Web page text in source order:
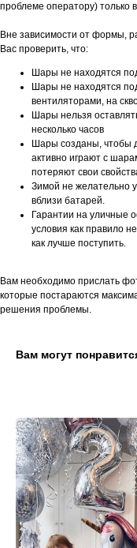
проблеме оператору) только
Вне зависимости от формы,
Вас проверить, что:
Шары не находятся
Шары не находятся
вентиляторами, на
Шары нельзя
несколько часов
Шары созданы, чтобы
активно играют с
потеряют свои
Зимой не желательно
вблизи батарей.
Гарантии на уличные
условия как правило
как лучше поступить.
Вам необходимо прислать
которые постараются
решения проблемы.
Вам могут